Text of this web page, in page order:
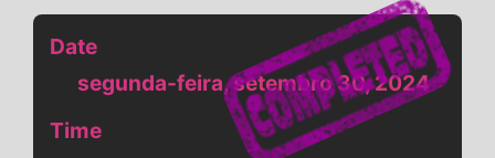
Date
segunda-feira, setembro 30, 2024
Time